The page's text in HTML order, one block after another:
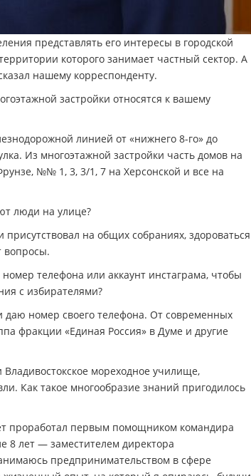
представлять его интересы в городской
которого занимает частный сектор. А
нашему корреспонденту.
застройки относятся к вашему
линией от «нижнего 8-го» до
Из многоэтажной застройки часть домов на
№№ 1, 3, 3/1, 7 на Херсонской и все на
люди на улице?
на общих собраниях, здороваться
вопросы.
телефона или аккаунт инстаграма, чтобы
с избирателями?
номер своего телефона. От современных
фракции «Единая Россия» в Думе и другие
мореходное училище,
Как такое многообразие знаний пригодилось
проработал первым помощником командира
8 лет — заместителем директора
предпринимательством в сфере